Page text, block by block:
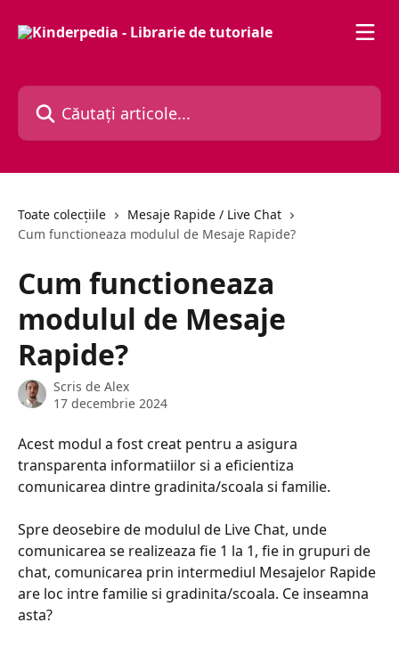
Căutați articole...
Toate colecțiile
Mesaje Rapide / Live Chat
Cum functioneaza modulul de Mesaje Rapide?
Cum functioneaza
modulul de Mesaje
Rapide?
Scris de Alex
17 decembrie 2024
Acest modul a fost creat pentru a asigura
transparenta informatiilor si a eficientiza
comunicarea dintre gradinita/scoala si familie.
Spre deosebire de modulul de Live Chat, unde
comunicarea se realizeaza fie 1 la 1, fie in grupuri de
chat, comunicarea prin intermediul Mesajelor Rapide
are loc intre familie si gradinita/scoala. Ce inseamna
asta?